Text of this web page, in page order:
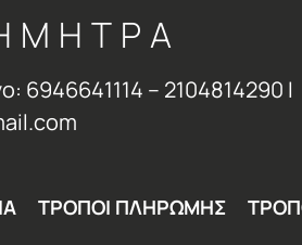
6946641114 – 2104814290 Ι
ΤΡΟΠΟΙ ΠΛΗΡΩΜΗΣ